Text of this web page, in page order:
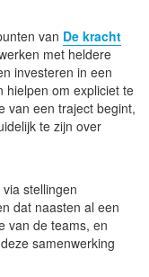
van De kracht
met heldere
investeren in een
hielpen om expliciet te
van een traject begint,
te zijn over
stellingen
dat naasten al een
van de teams, en
samenwerking